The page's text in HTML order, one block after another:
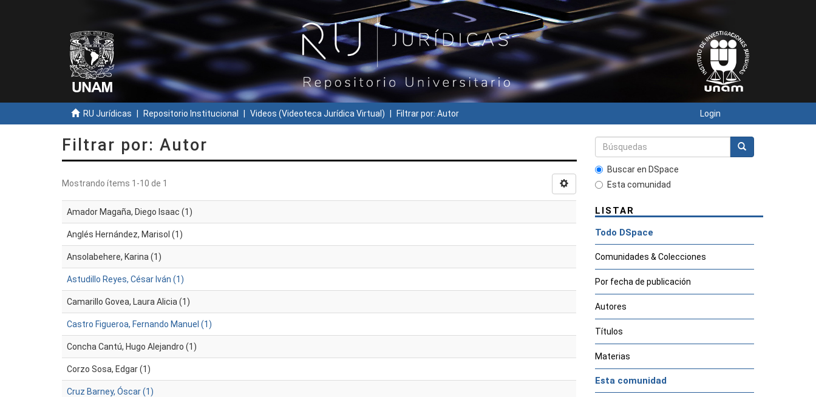
RU Jurídicas Repositorio Institucional Videos (Videoteca Jurídica Virtual) Filtrar por: Autor Login
Filtrar por: Autor
Mostrando ítems 1-10 de 1
Amador Magaña, Diego Isaac (1)
Anglés Hernández, Marisol (1)
Ansolabehere, Karina (1)
Astudillo Reyes, César Iván (1)
Camarillo Govea, Laura Alicia (1)
Castro Figueroa, Fernando Manuel (1)
Concha Cantú, Hugo Alejandro (1)
Corzo Sosa, Edgar (1)
Cruz Barney, Óscar (1)
Buscar en DSpace
Esta comunidad
LISTAR
Todo DSpace
Comunidades & Colecciones
Por fecha de publicación
Autores
Títulos
Materias
Esta comunidad